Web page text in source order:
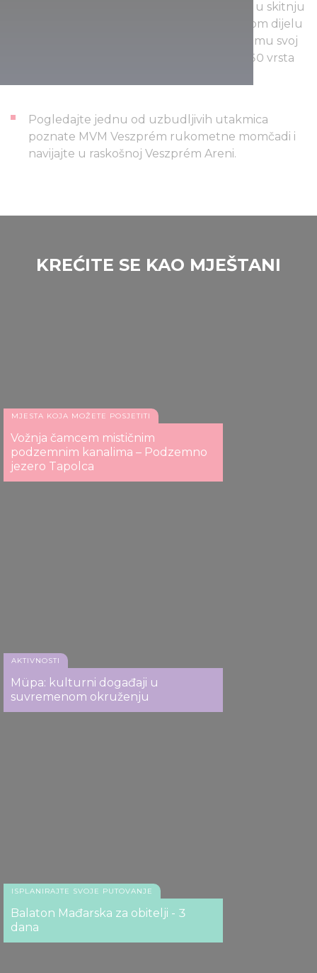
Ukoliko ste željni lakših sadržaja, krenite u skitnju
po prvom zoološkom vrtu u provincijskom dijelu
Mađarske, u zoološki vrt Vesprima. U njemu svoj
svakodnevni život u harmoniji živi oko 150 vrsta
Pogledajte jednu od uzbudljivih utakmica
poznate MVM Veszprém rukometne momčadi i
navijajte u raskošnoj Veszprém Areni.
KREĆITE SE KAO MJEŠTANI
MJESTA KOJA MOŽETE POSJETITI
Vožnja čamcem mističnim
podzemnim kanalima – Podzemno
jezero Tapolca
AKTIVNOSTI
Müpa: kulturni događaji u
suvremenom okruženju
ISPLANIRAJTE SVOJE PUTOVANJE
Balaton Mađarska za obitelji - 3
dana